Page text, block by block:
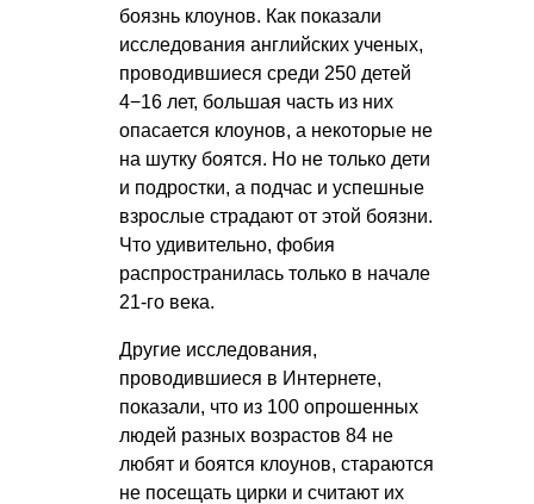
боязнь клоунов. Как показали
исследования английских ученых,
проводившиеся среди 250 детей
4−16 лет, большая часть из них
опасается клоунов, а некоторые не
на шутку боятся. Но не только дети
и подростки, а подчас и успешные
взрослые страдают от этой боязни.
Что удивительно, фобия
распространилась только в начале
21-го века.
Другие исследования,
проводившиеся в Интернете,
показали, что из 100 опрошенных
людей разных возрастов 84 не
любят и боятся клоунов, стараются
не посещать цирки и считают их